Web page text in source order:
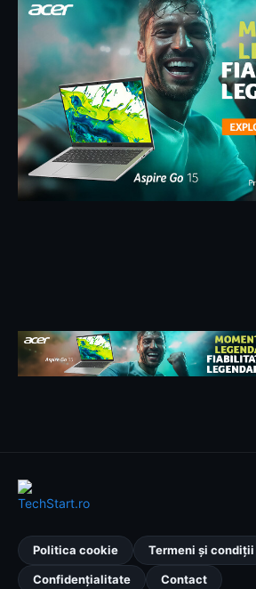
Politica cookie Termeni și condiții
Confidențialitate Contact